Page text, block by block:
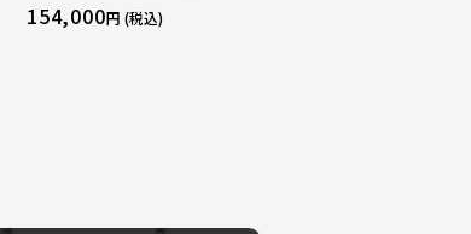
154,000円 (税込)